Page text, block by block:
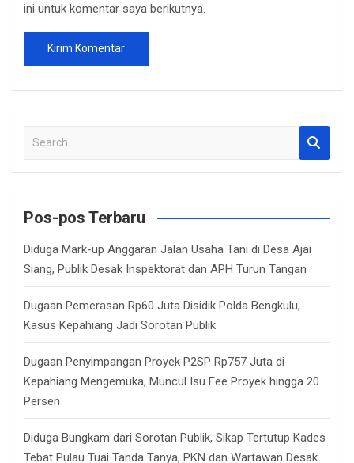
ini untuk komentar saya berikutnya.
a
c
Pos-pos Terbaru
Diduga Mark-up Anggaran Jalan Usaha Tani di Desa Ajai
Siang, Publik Desak Inspektorat dan APH Turun Tangan
Dugaan Pemerasan Rp60 Juta Disidik Polda Bengkulu,
Kasus Kepahiang Jadi Sorotan Publik
Dugaan Penyimpangan Proyek P2SP Rp757 Juta di
Kepahiang Mengemuka, Muncul Isu Fee Proyek hingga 20
Persen
Diduga Bungkam dari Sorotan Publik, Sikap Tertutup Kades
Tebat Pulau Tuai Tanda Tanya, PKN dan Wartawan Desak